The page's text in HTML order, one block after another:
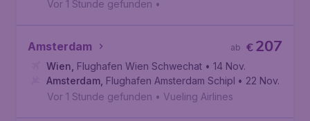
Vor 1 Stunde gefunden •
Amsterdam €207
ab
Wien Flughafen Wien Schwechat • 14 Nov.
Amsterdam Flughafen Amsterdam Schiphol• 22 Nov.
Vor 1 Stunde gefunden • Vueling Airlines